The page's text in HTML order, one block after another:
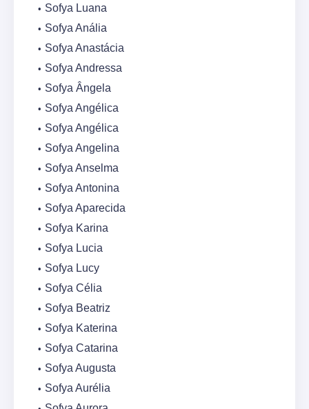
Sofya Luana
Sofya Anália
Sofya Anastácia
Sofya Andressa
Sofya Ângela
Sofya Angélica
Sofya Angélica
Sofya Angelina
Sofya Anselma
Sofya Antonina
Sofya Aparecida
Sofya Karina
Sofya Lucia
Sofya Lucy
Sofya Célia
Sofya Beatriz
Sofya Katerina
Sofya Catarina
Sofya Augusta
Sofya Aurélia